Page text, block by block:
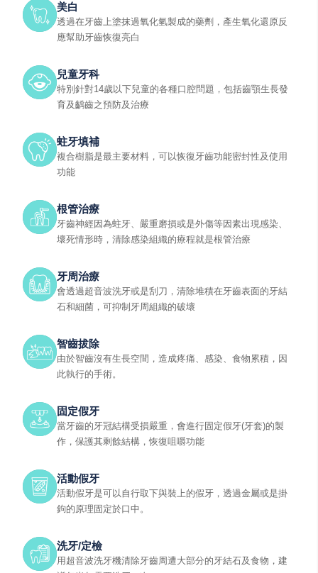
美白
透過在牙齒上塗抹過氧化氫製成的藥劑，產生氧化還原反
應幫助牙齒恢復亮白
兒童牙科
特別針對14歲以下兒童的各種口腔問題，包括齒顎生長發
育及齲齒之預防及治療
蛀牙填補
複合樹脂是最主要材料，可以恢復牙齒功能密封性及使用
功能
根管治療
牙齒神經因為蛀牙、嚴重磨損或是外傷等因素出現感染、
壞死情形時，清除感染組織的療程就是根管治療
牙周治療
會透過超音波洗牙或是刮刀，清除堆積在牙齒表面的牙結
石和細菌，可抑制牙周組織的破壞
智齒拔除
由於智齒沒有生長空間，造成疼痛、感染、食物累積，因
此執行的手術。
固定假牙
當牙齒的牙冠結構受損嚴重，會進行固定假牙(牙套)的製
作，保護其剩餘結構，恢復咀嚼功能
活動假牙
活動假牙是可以自行取下與裝上的假牙，透過金屬或是掛
鉤的原理固定於口中。
洗牙/定檢
用超音波洗牙機清除牙齒周遭大部分的牙結石及食物，建